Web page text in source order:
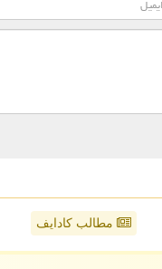
مطالب کادایف